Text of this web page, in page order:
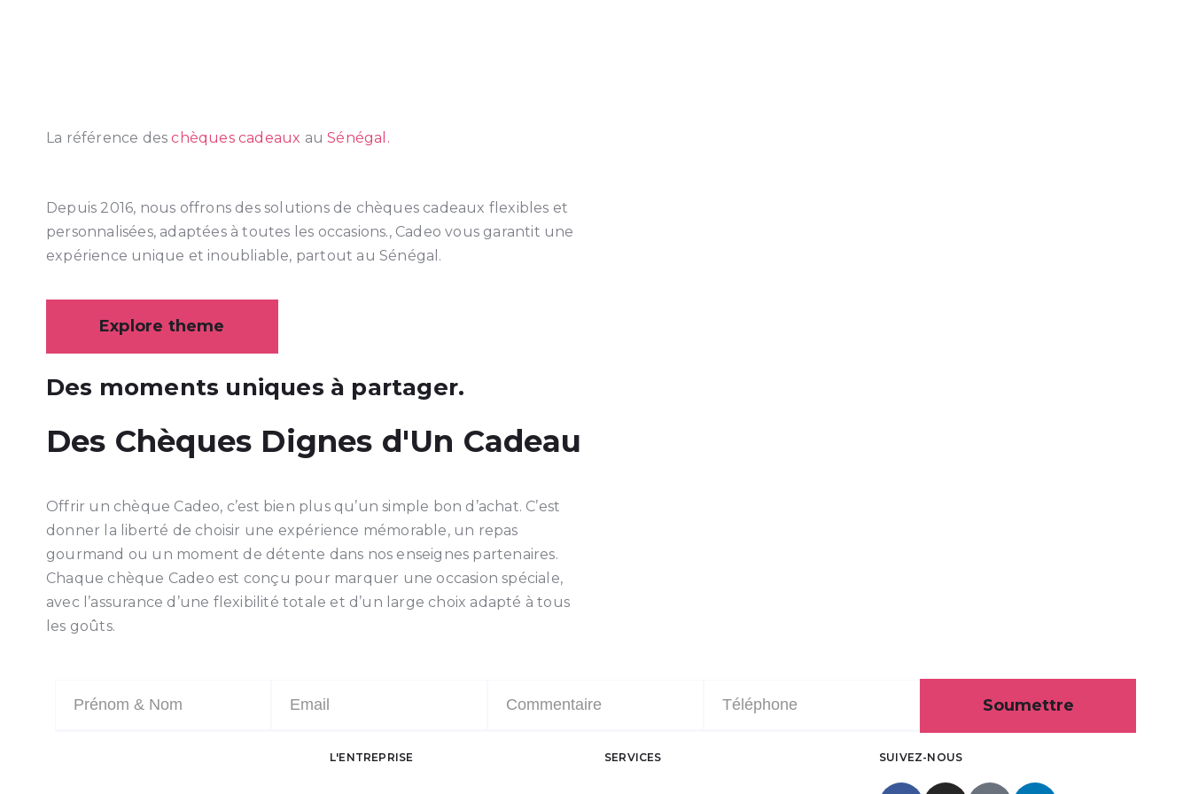
La référence deschèques cadeaux auSénégal.
Depuis 2016, nous offrons des solutions de chèques cadeaux flexibles et
personnalisées, adaptées à toutes les occasions., Cadeo vous garantit une
expérience unique et inoubliable, partout au Sénégal.
Explore theme
Des moments uniques à partager.
Des Chèques Dignes d'Un Cadeau
Offrir un chèque Cadeo, c’est bien plus qu’un simple bon d’achat. C’est
donner la liberté de choisir une expérience mémorable, un repas
gourmand ou un moment de détente dans nos enseignes partenaires.
Chaque chèque Cadeo est conçu pour marquer une occasion spéciale,
avec l’assurance d’une flexibilité totale et d’un large choix adapté à tous
les goûts.
Soumettre
L'ENTREPRISE SERVICES SUIVEZ-NOUS